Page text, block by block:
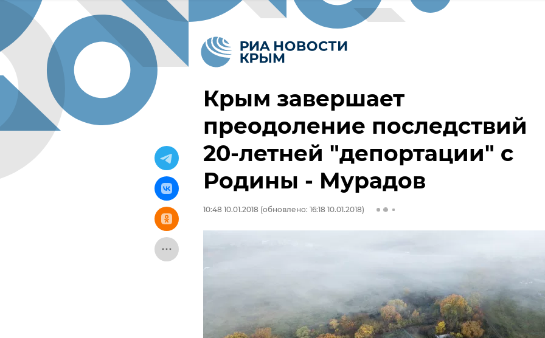
Крым завершает
преодоление последствий
20-летней "депортации" с
Родины - Мурадов
10:48 10.01.2018 (обновлено: 16:18 10.01.2018)